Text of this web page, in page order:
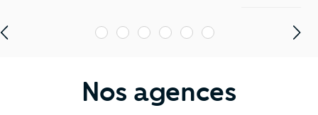
1 2 3 4 5 6
Nos agences